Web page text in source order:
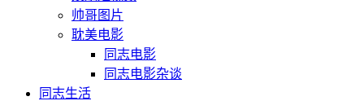
帅哥图片
耽美电影
同志电影
同志电影杂谈
同志生活